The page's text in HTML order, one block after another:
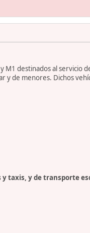
M1 destinados al servicio
y de menores. Dichos
taxis, y de transporte